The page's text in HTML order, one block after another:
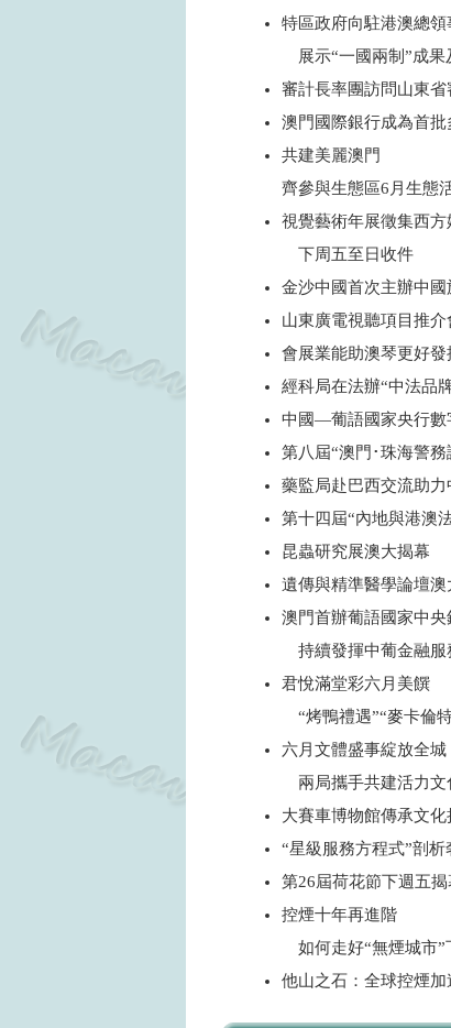
特區政府向駐港澳總
展示“一國兩制”成果
審計長率團訪問山東省
澳門國際銀行成為首
共建美麗澳門
齊參與生態區6月生態
視覺藝術年展徵集西方
下周五至日收件
金沙中國首次主辦中
山東廣電視聽項目推
會展業能助澳琴更好
經科局在法辦“中法品
中國—葡語國家央行數
第八屆“澳門･珠海警
藥監局赴巴西交流助
第十四屆“內地與港澳
昆蟲研究展澳大揭幕
遺傳與精準醫學論壇澳
澳門首辦葡語國家中
持續發揮中葡金融服
君悅滿堂彩六月美饌
“烤鴨禮遇”“麥卡倫
六月文體盛事綻放全城
兩局攜手共建活力文
大賽車博物館傳承文
“星級服務方程式”剖
第26屆荷花節下週五揭
控煙十年再進階
如何走好“無煙城市”
他山之石：全球控煙